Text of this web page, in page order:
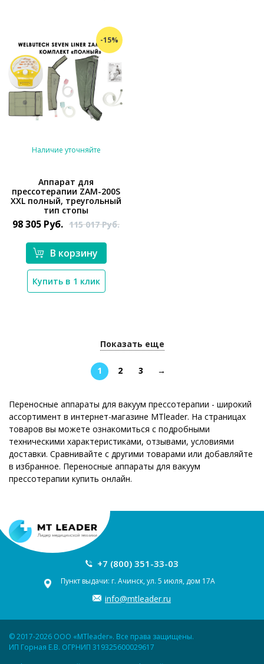
-15%
*}
Наличие уточняйте
Аппарат для
прессотерапии ZAM-200S
XXL полный, треугольный
тип стопы
98 305 Руб. 115 017Руб.
В корзину
Купить в 1 клик
Показать еще
1 2 3 →
Переносные аппараты для вакуум прессотерапии - широкий
ассортимент в интернет-магазине MTleader. На страницах
товаров вы можете ознакомиться с подробными
техническими характеристиками, отзывами, условиями
доставки. Сравнивайте с другими товарами или добавляйте
в избранное. Переносные аппараты для вакуум
прессотерапии купить онлайн.
+7 (800) 351-33-03
Пункт выдачи: г. Ачинск, ул. 5 июля, дом 17А
info@mtleader.ru
© 2017-2026 ООО «MTleader». Все права защищены.
ИП Горная Е.В. ОГРНИП 319325600029617